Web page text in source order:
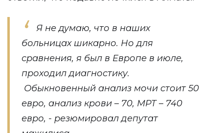
Я не думаю, что в наших
больницах шикарно. Но для
сравнения, я был в Европе в июле,
проходил диагностику.
Обыкновенный анализ мочи стоит 50
евро, анализ крови – 70, МРТ – 740
евро, - резюмировал депутат